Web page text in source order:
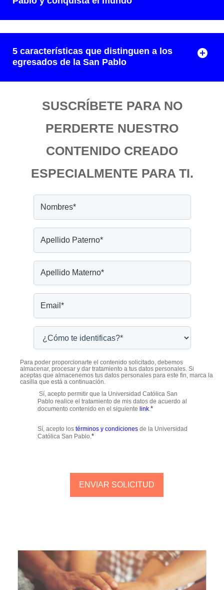
5 características que distinguen a los
egresados de la San Pablo
SUSCRÍBETE PARA NO
PERDERTE NUESTRO
CONTENIDO CREADO
ESPECIALMENTE PARA TI.
Para poder proporcionarte el contenido solicitado, debemos
almacenar, procesar y dar tratamiento a tus datos personales. Si
aceptas que almacenemos tus datos personales para este fin, marca la
casilla que está a continuación.
Sí, acepto permitir que la Universidad Católica San
Pablo realice el tratamiento de mis datos de acuerdo al
documento contenido en el siguiente link.*
Sí, acepto los términos y condicionesde la Universidad
Católica San Pablo.*